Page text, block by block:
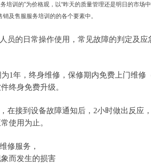
的”为价格观，以“昨天的质量管理还是明日的市场
及售服服务培训的的各个要素中。
员的日常操作使用，常见故障的判定及
1年，终身维修，保修期内免费上门维修
终身免费升级。
在接到设备故障通知后，2小时做出反应
使用为止。
修服务，
而发生的损害